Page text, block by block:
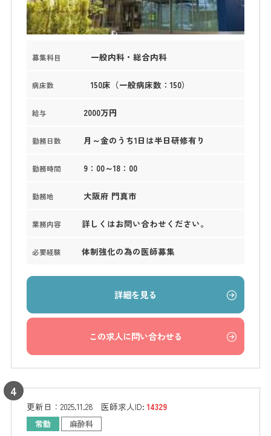
募集科目 一般内科・総合内科
病床数 150床（一般病床数：150）
給与 2000万円
勤務日数 月～金のうち1日は半日研修有り
勤務時間 9：00～18：00
勤務地 大阪府 門真市
業務内容 詳しくはお問い合わせください。
必要経験 体制強化の為の医師募集
詳細を見る
この求人に問い合わせる
更新日： 2025.11.28 医師求人ID:14329
常勤 麻酔科